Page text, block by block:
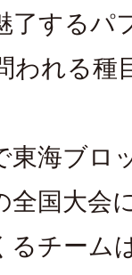
了するパ
われる種
海ブロ
全国大会
るチーム